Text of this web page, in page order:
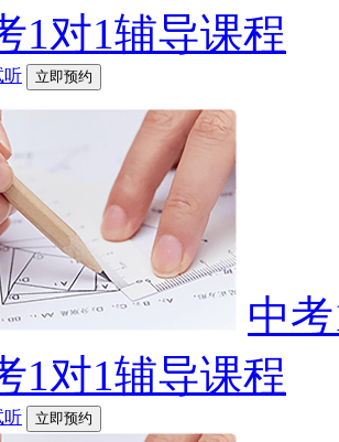
1对1辅导课程
听 立即预约
中
1对1辅导课程
听 立即预约